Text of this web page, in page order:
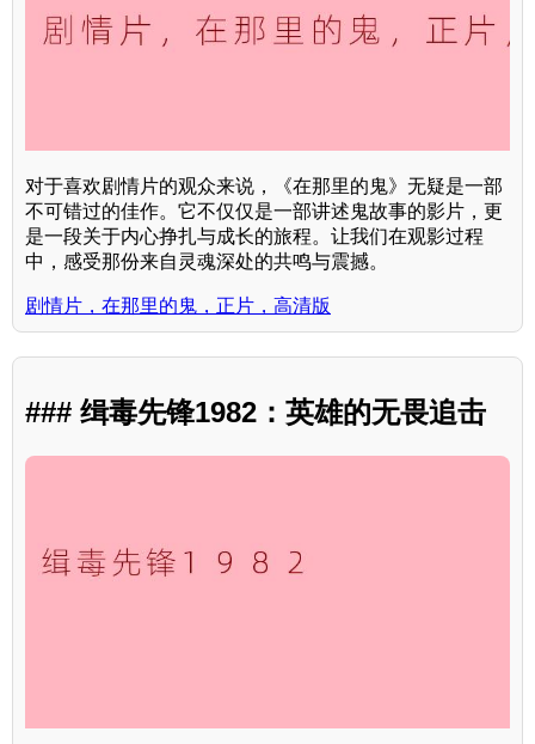
对于喜欢剧情片的观众来说，《在那里的鬼》无疑是一部
不可错过的佳作。它不仅仅是一部讲述鬼故事的影片，更
是一段关于内心挣扎与成长的旅程。让我们在观影过程
中，感受那份来自灵魂深处的共鸣与震撼。
剧情片，在那里的鬼，正片，高清版
### 缉毒先锋1982：英雄的无畏追击